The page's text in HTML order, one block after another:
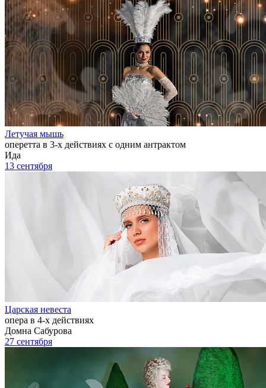
Летучая мышь
оперетта в 3-х действиях с одним антрактом
Ида
13 сентября
Царская невеста
опера в 4-х действиях
Домна Сабурова
27 сентября